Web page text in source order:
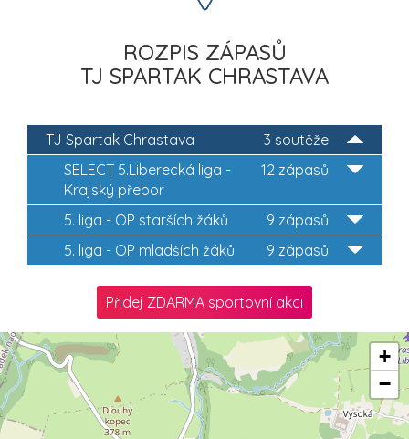
ROZPIS ZÁPASŮ
TJ SPARTAK CHRASTAVA
3 soutěže
TJ Spartak Chrastava
12 zápasů
SELECT 5.Liberecká liga -
Krajský přebor
9 zápasů
5. liga - OP starších žáků
9 zápasů
5. liga - OP mladších žáků
Přidej ZDARMA sportovní akci
+
−